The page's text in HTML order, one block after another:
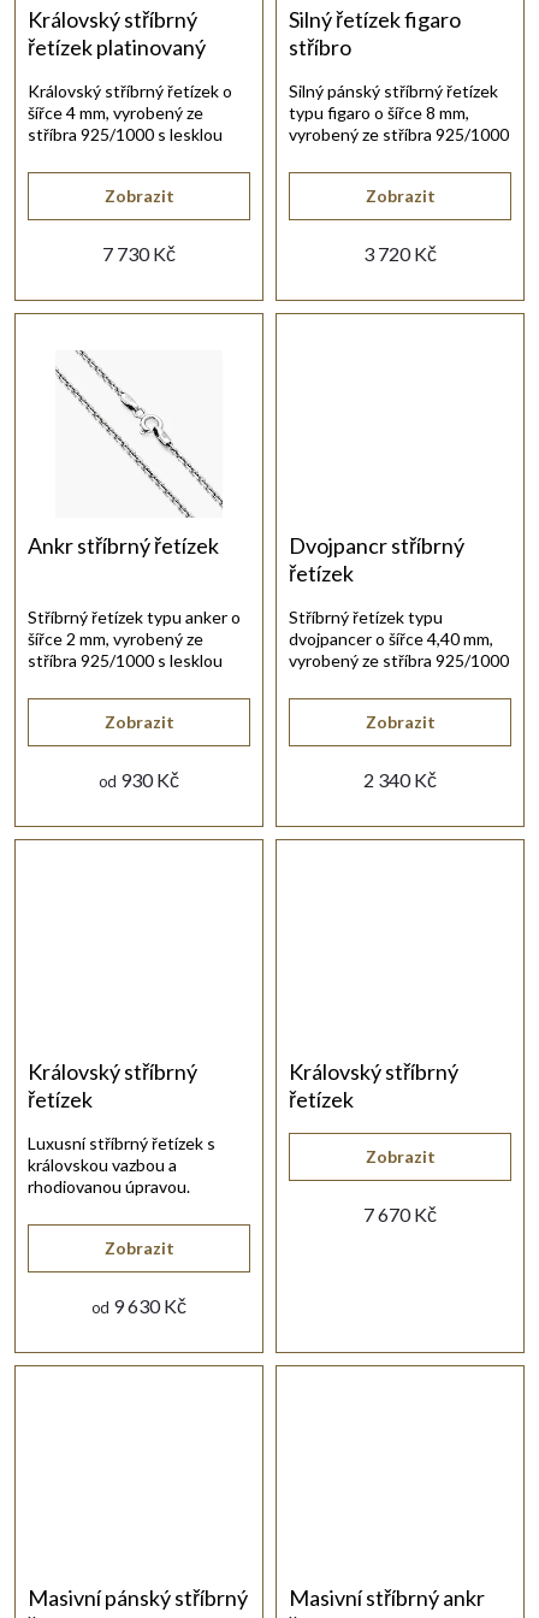
p
r
o
u
Královský stříbrný
řetízek platinovaný
7 730 Kč
Zobrazit
Královský stříbrný řetízek o
šířce 4 mm, vyrobený ze
stříbra 925/1000 s lesklou
úpravou.
Silný řetízek figaro
stříbro
3 720 Kč
Zobrazit
Silný pánský stříbrný řetízek
typu figaro o šířce 8 mm,
vyrobený ze stříbra 925/1000
povrchovou úpravou.
Ankr stříbrný řetízek
od 930 Kč
Zobrazit
Stříbrný řetízek typu anker o
šířce 2 mm, vyrobený ze
stříbra 925/1000 s lesklou
úpravou.
Dvojpancr stříbrný
řetízek
2 340 Kč
Zobrazit
Stříbrný řetízek typu
dvojpancer o šířce 4,40 mm,
vyrobený ze stříbra 925/1000
povrchovou úpravou.
Královský stříbrný
řetízek
od 9 630 Kč
Zobrazit
Luxusní stříbrný řetízek s
královskou vazbou a
rhodiovanou úpravou.
ženy.
Královský stříbrný
řetízek
7 670 Kč
Zobrazit
Masivní pánský stříbrný
Masivní stříbrný ankr